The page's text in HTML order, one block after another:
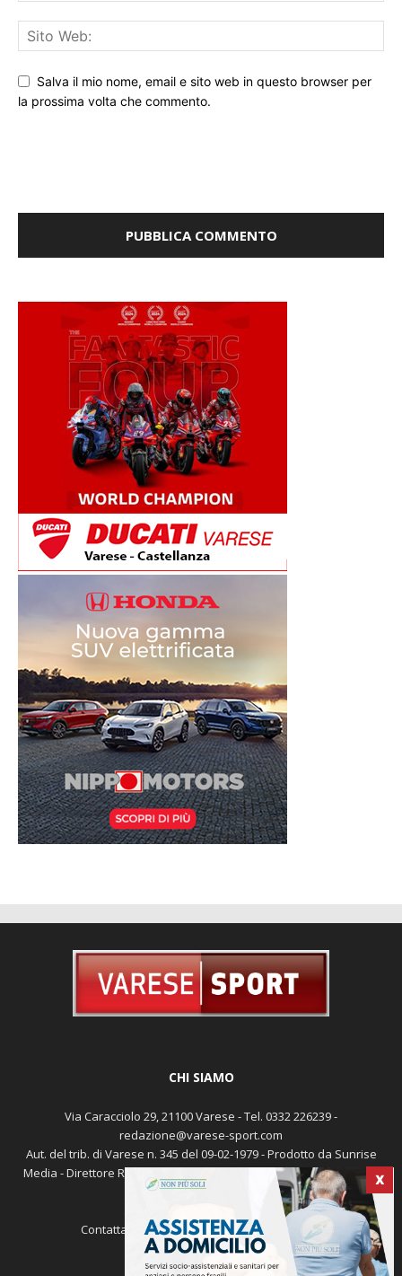
Salva il mio nome, email e sito web in questo browser per
X
Via Caracciolo 29, 21100 Varese - Tel. 0332 226239 -
redazione@varese-sport.com
Aut. del trib. di Varese n. 345 del 09-02-1979 - Prodotto da Sunrise
Media - Direttore Responsabile: Michele Marocco -Cookie policy
redazione@varese-sport.com